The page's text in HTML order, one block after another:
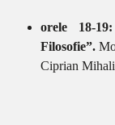
orele 18-
Filosofie”.
Ciprian